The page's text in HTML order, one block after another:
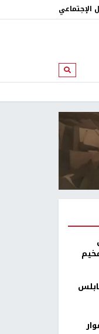
الإجتماعي
ابحث
من مخيم